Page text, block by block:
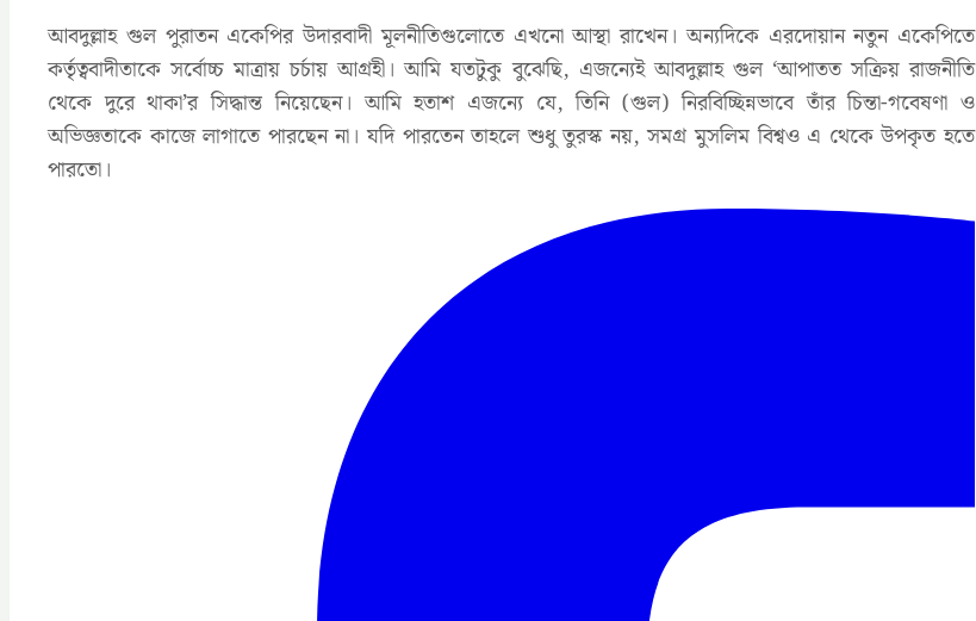
আবদুল্লাহ গুল পুরাতন একেপির উদারবাদী মূলনীতিগুলোতে এখনো আস্থা রাখেন। অন্যদিকে এরদোয়ান নতুন একেপিতে
কর্তৃত্ববাদীতাকে সর্বোচ্চ মাত্রায় চর্চায় আগ্রহী। আমি যতটুকু বুঝেছি, এজন্যেই আবদুল্লাহ গুল ‘আপাতত সক্রিয় রাজনীতি
থেকে দুরে থাকা’র সিদ্ধান্ত নিয়েছেন। আমি হতাশ এজন্যে যে, তিনি (গুল) নিরবিচ্ছিন্নভাবে তাঁর চিন্তা-গবেষণা ও
অভিজ্ঞতাকে কাজে লাগাতে পারছেন না। যদি পারতেন তাহলে শুধু তুরস্ক নয়, সমগ্র মুসলিম বিশ্বও এ থেকে উপকৃত হতে
পারতো।